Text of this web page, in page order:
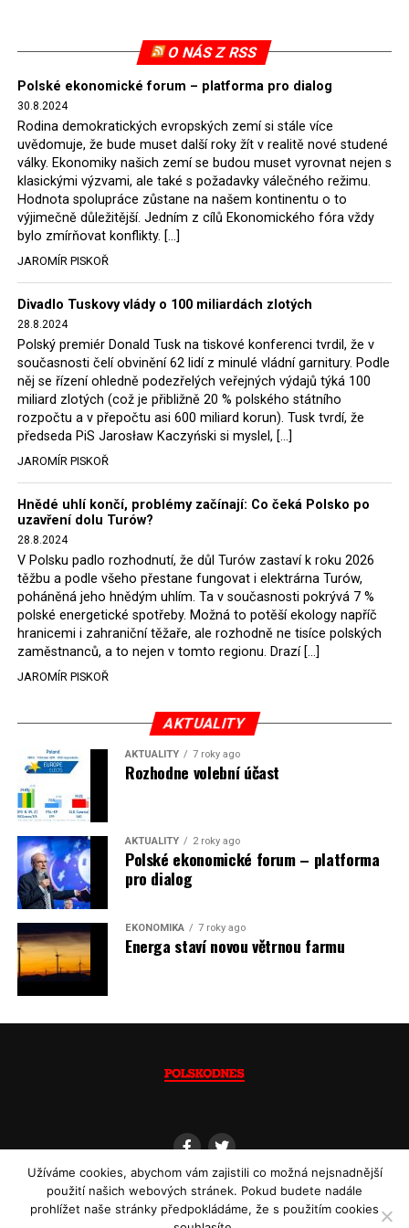
2022, než byl tento případ z důvodu uzavření dohody
Polska s Českou republikou o odstranění příčin sporu o
důl Turów vymazán z rejstříku tribunálu. Celkem si
Polsko nechalo z přiznaných evropských fondů odečíst
asi 70 milionů eur na pokutách a 45 milionů eur
zaplatilo jako odškodnění České republice – ale jak důl,
tak elektrárna nadále fungovaly. Už tehdy zástupci
tehdejší opozice a dnes vládnoucí koalice, jako
místopředseda Občanské platformy (PO) Rafał
Hołownia, přímo řekli, že by se polská vláda měla
tomuto rozhodnutí podřídit.
Rozhodnutí polského ministra spravedlnosti jistě potěší
německé, české a polské ekology, ale i těžaře. Je těžké si
představit, že by o takové věci rozhodoval sám ministr
Bodnar. Musel získat politický souhlas vládnoucí koalice.
Stále jsou totiž platné argumenty Morawieckého vlády,
že důl i elektrárna jsou – kromě zabezpečování cca 7 %
polského energetického mixu – klíčovými podniky, spolu
se svými dceřinými společnostmi zaměstnávají cca pět
tisíc lidí. Navíc s činností dolu a elektrárny nepřímo
souvisí dalších několik desítek tisíc pracovních míst v
regionu. Zelená politika ale opět zvítězila.
Rozhodnutí polského ministra spravedlnosti jistě potěší
německé, české a polské ekology, kteří žalobu u
správního soudu podali, ale také německé a české
možná vozit své hnědé uhlí. ČEZ bude také spokojen –
škrtnutím 7 % elektřiny znamená totiž pro Polsko zcela
neplánované a nečekané skokové zvýšení závislosti na
dovozu elektřiny už od roku 2027.
(psáno pro info.cz)
O NÁS Z RSS
Polské ekonomické forum – platforma pro dialog
30.8.2024
Rodina demokratických evropských zemí si stále více
uvědomuje, že bude muset další roky žít v realitě nové studené
války. Ekonomiky našich zemí se budou muset vyrovnat nejen s
klasickými výzvami, ale také s požadavky válečného režimu.
Hodnota spolupráce zůstane na našem kontinentu o to
výjimečně důležitější. Jedním z cílů Ekonomického fóra vždy
bylo zmírňovat konflikty. […]
JAROMÍR PISKOŘ
Divadlo Tuskovy vlády o 100 miliardách zlotých
28.8.2024
Polský premiér Donald Tusk na tiskové konferenci tvrdil, že v
současnosti čelí obvinění 62 lidí z minulé vládní garnitury. Podle
něj se řízení ohledně podezřelých veřejných výdajů týká 100
miliard zlotých (což je přibližně 20 % polského státního
rozpočtu a v přepočtu asi 600 miliard korun). Tusk tvrdí, že
předseda PiS Jarosław Kaczyński si myslel, […]
JAROMÍR PISKOŘ
Hnědé uhlí končí, problémy začínají: Co čeká Polsko po
uzavření dolu Turów?
28.8.2024
V Polsku padlo rozhodnutí, že důl Turów zastaví k roku 2026
těžbu a podle všeho přestane fungovat i elektrárna Turów,
poháněná jeho hnědým uhlím. Ta v současnosti pokrývá 7 %
polské energetické spotřeby. Možná to potěší ekology napříč
hranicemi i zahraniční těžaře, ale rozhodně ne tisíce polských
zaměstnanců, a to nejen v tomto regionu. Drazí […]
JAROMÍR PISKOŘ
AKTUALITY
AKTUALITY 7 roky ago
Rozhodne volební účast
AKTUALITY 2 roky ago
Polské ekonomické forum – platforma
pro dialog
EKONOMIKA 7 roky ago
Energa staví novou větrnou farmu
Užíváme cookies, abychom vám zajistili co možná nejsnadnější
použití našich webových stránek. Pokud budete nadále
prohlížet naše stránky předpokládáme, že s použitím cookies